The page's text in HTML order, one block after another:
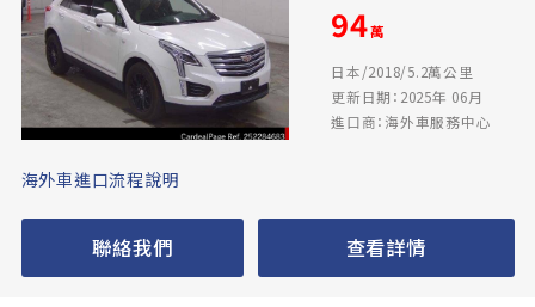
94萬
日本/2018/5.2萬公里
更新日期：2025年 06月
進口商：海外車服務中心
海外車進口流程說明
聯絡我們 查看詳情